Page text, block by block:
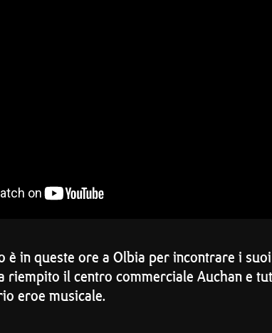
è in queste ore a Olbia per incontrare i
riempito il centro commerciale Auchan e
eroe musicale.